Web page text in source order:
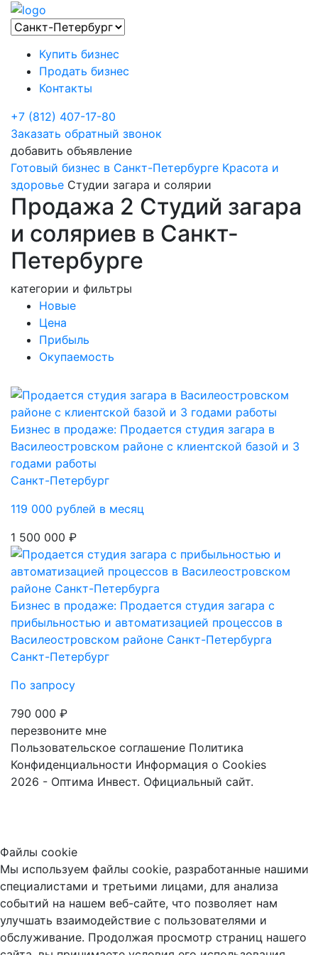
Купить бизнес
Продать бизнес
Контакты
+7 (812) 407-17-80
Заказать обратный звонок
добавить объявление
Готовый бизнес в Санкт-Петербурге Красота и
здоровье Студии загара и солярии
Продажа 2 Студий загара
и соляриев в Санкт-
Петербурге
категории и фильтры
Новые
Цена
Прибыль
Окупаемость
Бизнес в продаже: Продается студия загара в
Василеостровском районе с клиентской базой и 3
годами работы
Санкт-Петербург
119 000 рублей в месяц
1 500 000 ₽
Бизнес в продаже: Продается студия загара с
прибыльностью и автоматизацией процессов в
Василеостровском районе Санкт-Петербурга
Санкт-Петербург
По запросу
790 000 ₽
перезвоните мне
Пользовательское соглашение Политика
Конфиденциальности Информация о Cookies
2026 - Оптима Инвест. Официальный сайт.
Файлы cookie
Мы используем файлы cookie, разработанные нашими
специалистами и третьими лицами, для анализа
событий на нашем веб-сайте, что позволяет нам
улучшать взаимодействие с пользователями и
обслуживание. Продолжая просмотр страниц нашего